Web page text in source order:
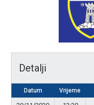
Detalji
Datum Vrijeme